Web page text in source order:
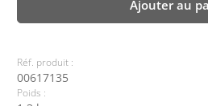
Ajouter au
Réf. produit :
00617135
Poids :